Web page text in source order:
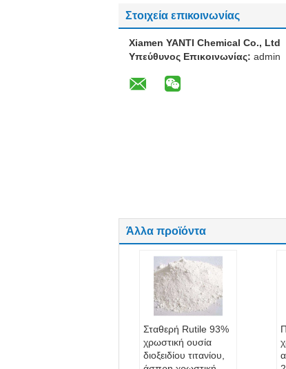
Στοιχεία επικοινωνίας
Xiamen YANTI Chemical Co., Ltd
Υπεύθυνος Επικοινωνίας: admin
Άλλα προϊόντα
Σταθερή Rutile 93%
χρωστική ουσία
διοξειδίου τιτανίου,